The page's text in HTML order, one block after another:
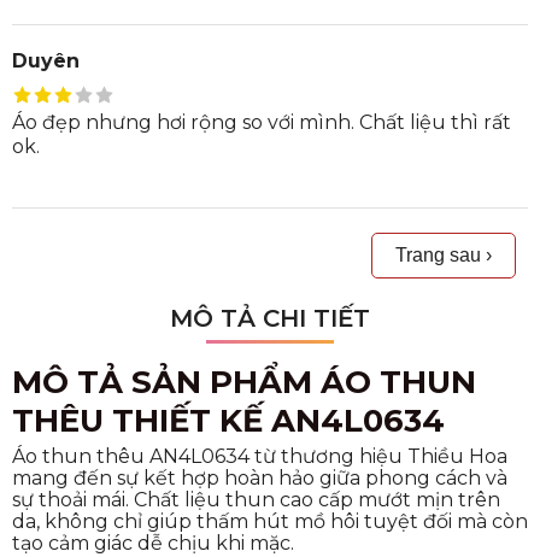
Duyên
Áo đẹp nhưng hơi rộng so với mình. Chất liệu thì rất
ok.
Trang sau ›
MÔ TẢ CHI TIẾT
MÔ TẢ SẢN PHẨM ÁO THUN
THÊU THIẾT KẾ AN4L0634
Áo thun thêu AN4L0634 từ thương hiệu Thiều Hoa
mang đến sự kết hợp hoàn hảo giữa phong cách và
sự thoải mái. Chất liệu thun cao cấp mướt mịn trên
da, không chỉ giúp thấm hút mồ hôi tuyệt đối mà còn
tạo cảm giác dễ chịu khi mặc.